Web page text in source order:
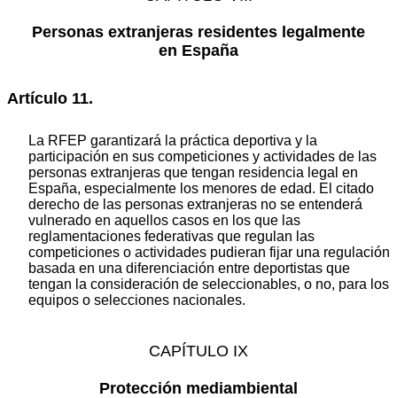
Personas extranjeras residentes legalmente
en España
Artículo 11.
La RFEP garantizará la práctica deportiva y la
participación en sus competiciones y actividades de las
personas extranjeras que tengan residencia legal en
España, especialmente los menores de edad. El citado
derecho de las personas extranjeras no se entenderá
vulnerado en aquellos casos en los que las
reglamentaciones federativas que regulan las
competiciones o actividades pudieran fijar una regulación
basada en una diferenciación entre deportistas que
tengan la consideración de seleccionables, o no, para los
equipos o selecciones nacionales.
CAPÍTULO IX
Protección mediambiental